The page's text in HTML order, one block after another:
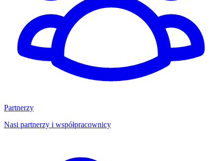
Partnerzy
Nasi partnerzy i współpracownicy